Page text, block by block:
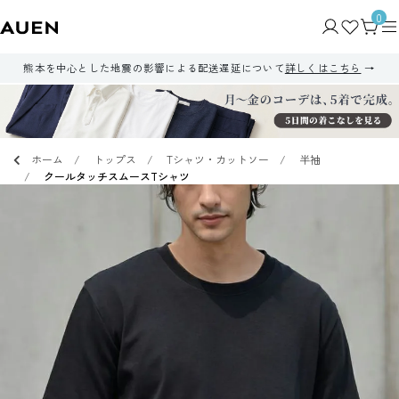
0
熊本を中心とした地震の影響による配送遅延について詳しくはこちら
ホーム トップス Tシャツ・カットソー
半袖
クールタッチスムースTシャツ